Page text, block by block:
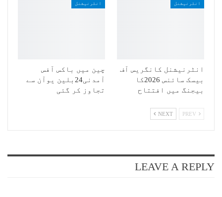
انٹرنیشنل
انٹرنیشنل کانگریس آف
بیسک سائنس 2026کا
بیجنگ میں افتتاح
انٹرنیشنل
چین میں باکس آفس
آمدنی24بلین یوآن سے
تجاوز کر گئی
NEXT
LEAVE A REPLY